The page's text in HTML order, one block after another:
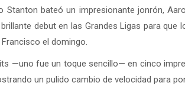
Stanton bateó un impresionante jonrón,
debut en las Grandes Ligas para que
Francisco el domingo.
—uno fue un toque sencillo— en cinco
un pulido cambio de velocidad para